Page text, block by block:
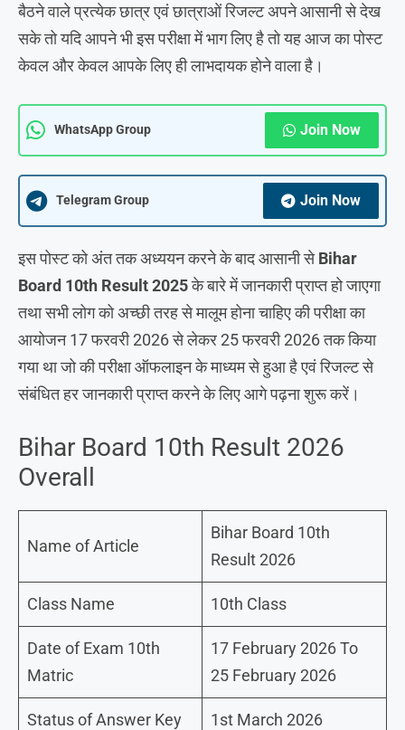
बैठने वाले प्रत्येक छात्र एवं छात्राओं रिजल्ट अपने आसानी से देख
सके तो यदि आपने भी इस परीक्षा में भाग लिए है तो यह आज का पोस्ट
केवल और केवल आपके लिए ही लाभदायक होने वाला है।
WhatsApp Group Join Now
Telegram Group Join Now
इस पोस्ट को अंत तक अध्ययन करने के बाद आसानी सेBihar
Board 10th Result 2025के बारे में जानकारी प्राप्त हो जाएगा
तथा सभी लोग को अच्छी तरह से मालूम होना चाहिए की परीक्षा का
आयोजन 17 फरवरी 2026 से लेकर 25 फरवरी 2026 तक किया
गया था जो की परीक्षा ऑफलाइन के माध्यम से हुआ है एवं रिजल्ट से
संबंधित हर जानकारी प्राप्त करने के लिए आगे पढ़ना शुरू करें।
Bihar Board 10th Result 2026
Overall
Name of Article
Bihar Board 10th
Result 2026
Class Name 10th Class
Date of Exam 10th
Matric
17 February 2026 To
25 February 2026
Status of Answer Key 1st March 2026